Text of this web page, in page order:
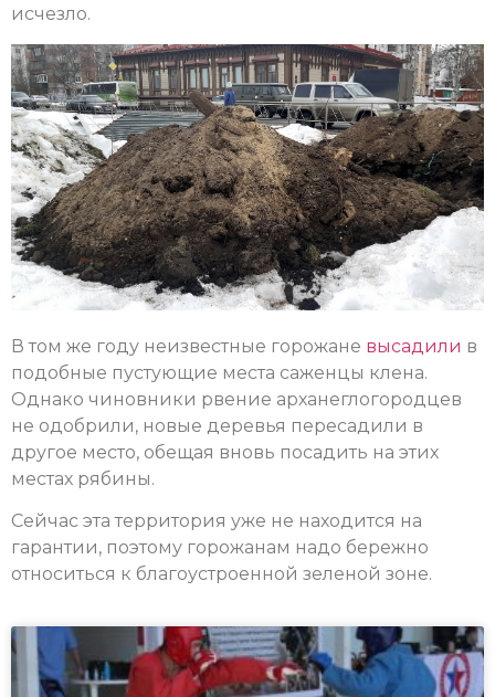
исчезло.
В том же году неизвестные горожане высадили в
подобные пустующие места саженцы клена.
Однако чиновники рвение арханеглогородцев
не одобрили, новые деревья пересадили в
другое место, обещая вновь посадить на этих
местах рябины.
Сейчас эта территория уже не находится на
гарантии, поэтому горожанам надо бережно
относиться к благоустроенной зеленой зоне.